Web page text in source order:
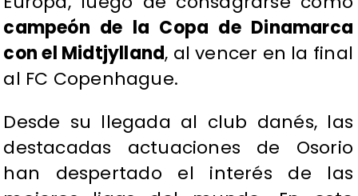
campeón de la Copa de Dinamarca
con el Midtjylland, al vencer en la final
al FC Copenhague.
Desde su llegada al club danés, las
destacadas actuaciones de Osorio
han despertado el interés de las